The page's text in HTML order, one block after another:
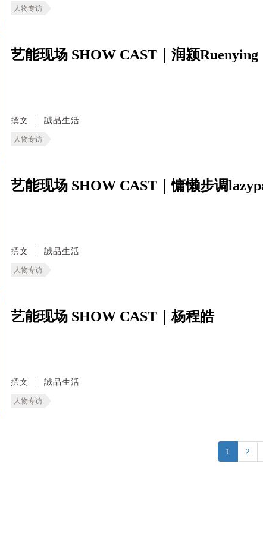
人物专访
艺能现场 SHOW CAST｜润颍Ruenying
撰文 誠品生活
人物专访
艺能现场 SHOW CAST｜慵懒步调
撰文 誠品生活
人物专访
艺能现场 SHOW CAST｜杨程皓
撰文 誠品生活
人物专访
1 2